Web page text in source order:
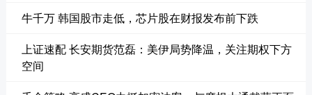
牛千万 韩国股市走低，芯片股在财报发布前下跌
上证速配 长安期货范磊：美伊局势降温，关注期权下方
空间